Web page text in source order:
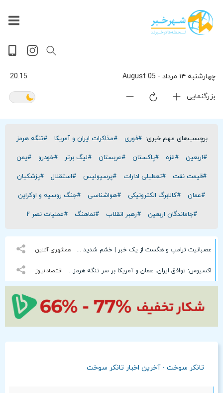
چهارشنبه ۱۴ مرداد - 05 August 20.15
بزرگنمایی
پربیننده‌ترین
اخبار
آخرین
اخبار
پخش
داغ
ترین
سیاسی
ورزشی
اقتصادی
حوادث
گوناگون
تصویری
سلامت
جهان
فرهنگی
ویدیویی
بازار
برچسب‌های مهم خبری: #فوری #مذاکرات ایران و آمریکا #تنگه هرمز
#اربعین #غزه #پاکستان #عربستان #لیگ برتر #خودرو #یمن
#قیمت نفت #تعطیلی ادارات #پرسپولیس #استقلال #پزشکیان
#عمان #کالابرگ الکترونیکی #هواشناسی #جنگ روسیه و اوکراین
#جاماندگان اربعین #رهبر انقلاب #نماهنگ #عملیات نصر ۲
همشهری آنلاین عصبانیت ترامپ و هگست از یک خبر | خشم شدید وزیر جنگ آمریکا
اقتصاد نیوز اکسیوس: توافق ایران، عمان و آمریکا بر سر تنگه هرمز | توافق نیاز به تایید رهبری دارد | ویتکاف با عراقچی در تماس بود | از خط میانی تنگه برای ورود و خروج کشتی‌ها استفاده خواهد شد
تانکر سوخت - آخرین اخبار تانکر سوخت